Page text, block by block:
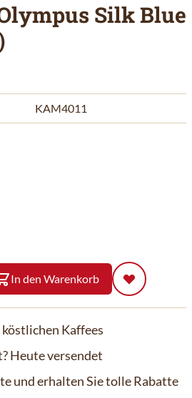
Silk Blue
KAM4011
In den Warenkorb
Kaffees
Heute versendet
und erhalten Sie tolle Rabatte